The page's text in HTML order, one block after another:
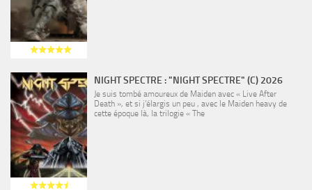
NIGHT SPECTRE : "NIGHT SPECTRE" (C) 2026
Je suis tombé amoureux de Maiden avec « Live After
Death », et si j’élargis un peu , avec le Maiden heavy de
cette époque là, la trilogie « The